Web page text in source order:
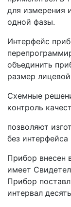
для измерения
одной фазы.
Интерфейс
объединить
размер
Схемные
контроль
позволяют
без интерфейса
Прибор внесен
имеет
Прибор
интервал